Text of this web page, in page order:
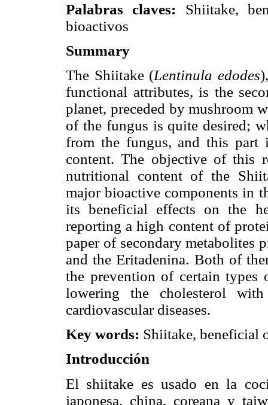
Palabras claves: Shiitake,
bioactivos
Summary
The Shiitake (Lentinula edodes
functional attributes, is the
planet, preceded by mushroom
of the fungus is quite desired;
from the fungus, and this part
content. The objective of this
nutritional content of the
major bioactive components in
its beneficial effects on the
reporting a high content of
paper of secondary metabolites
and the Eritadenina. Both of
the prevention of certain
lowering the cholesterol
cardiovascular diseases.
Key words: Shiitake, beneficial
Introducción
El shiitake es usado en la
japonesa, china, coreana y